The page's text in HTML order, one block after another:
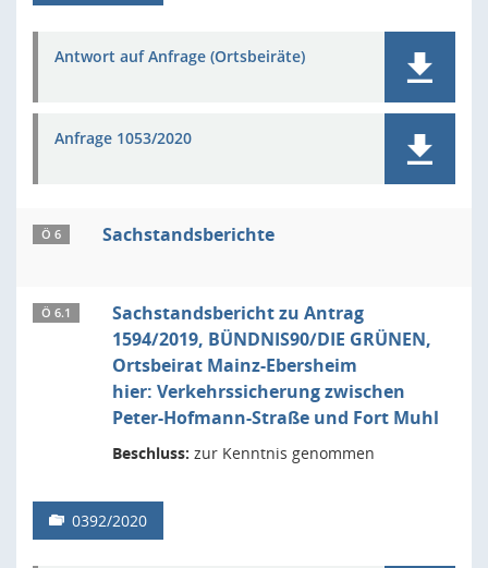
Antwort auf Anfrage (Ortsbeiräte)
Anfrage 1053/2020
Ö 6 Sachstandsberichte
Ö 6.1
Sachstandsbericht zu Antrag
1594/2019, BÜNDNIS90/DIE GRÜNEN,
Ortsbeirat Mainz-Ebersheim
hier: Verkehrssicherung zwischen
Peter-Hofmann-Straße und Fort Muhl
Beschluss: zur Kenntnis genommen
0392/2020